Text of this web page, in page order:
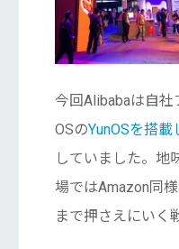
今回Alibabaは自
OSのYunOSを搭
していました。地
場ではAmazon同
まで押さえにいく